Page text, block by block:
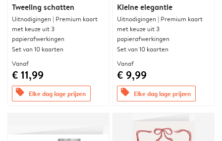
Tweeling schatten
Uitnodigingen | Premium kaart
met keuze uit 3
papierafwerkingen
Set van 10 kaarten
Vanaf
€ 11,99
offers Elke dag lage prijzen
Kleine elegantie
Uitnodigingen | Premium kaart
met keuze uit 3
papierafwerkingen
Set van 10 kaarten
Vanaf
€ 9,99
offers Elke dag lage prijzen